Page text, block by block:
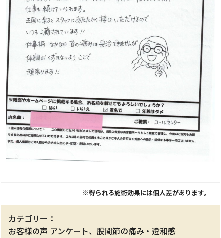
※得られる施術効果には個人差があります。
カテゴリー：
お客様の声 アンケート、 股関節の痛み・違和感